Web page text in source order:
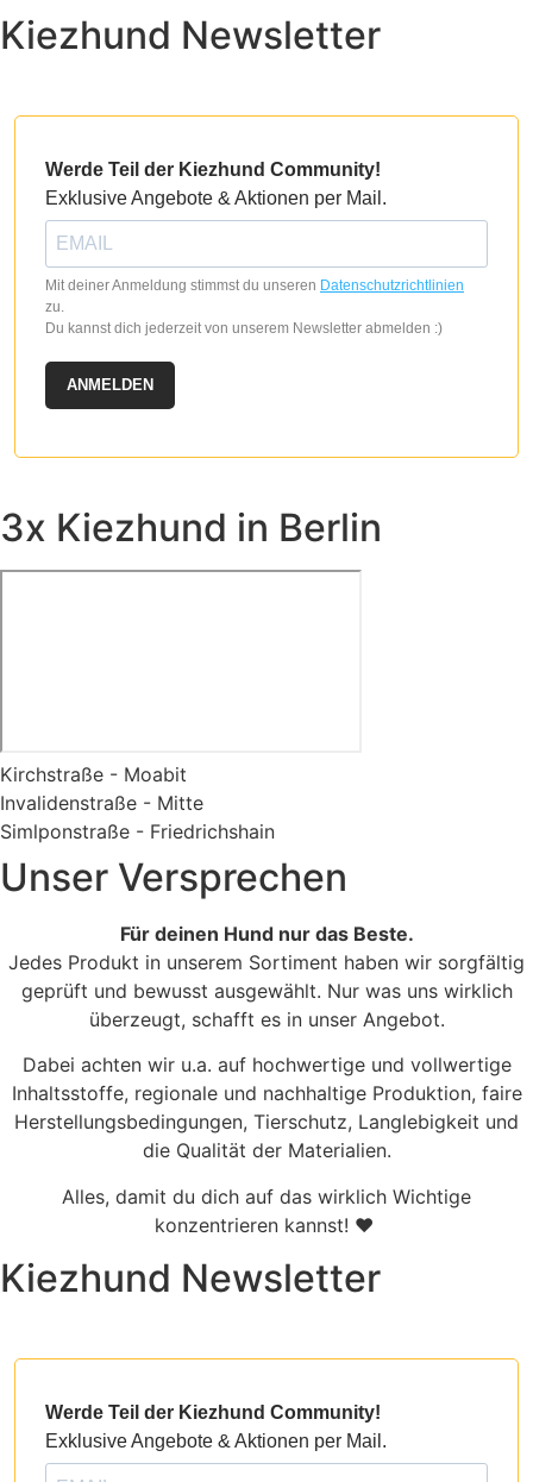
können
Produktseite
werden
Die
auf
Produktseite
gewählt
Kiezhund Newsletter
Werde Teil der Kiezhund Community!
Exklusive Angebote & Aktionen per Mail.
Mit deiner Anmeldung stimmst du unseren Datenschutzrichtlinien
zu.
Du kannst dich jederzeit von unserem Newsletter abmelden :)
ANMELDEN
3x Kiezhund in Berlin
Kirchstraße - Moabit
Invalidenstraße - Mitte
Simlponstraße - Friedrichshain
Unser Versprechen
Für deinen Hund nur das Beste.
Jedes Produkt in unserem Sortiment haben wir sorgfältig
geprüft und bewusst ausgewählt. Nur was uns wirklich
überzeugt, schafft es in unser Angebot.
Dabei achten wir u.a. auf hochwertige und vollwertige
Inhaltsstoffe, regionale und nachhaltige Produktion, faire
Herstellungsbedingungen, Tierschutz, Langlebigkeit und
die Qualität der Materialien.
Alles, damit du dich auf das wirklich Wichtige
konzentrieren kannst! ♥
Kiezhund Newsletter
Werde Teil der Kiezhund Community!
Exklusive Angebote & Aktionen per Mail.